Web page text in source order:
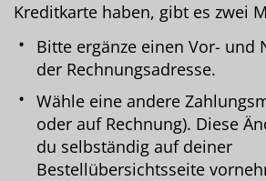
Kreditkarte haben, gibt es zwei
Bitte ergänze einen Vor- und
der Rechnungsadresse.
Wähle eine andere
oder auf Rechnung). Diese
du selbständig auf deiner
Bestellübersichtsseite